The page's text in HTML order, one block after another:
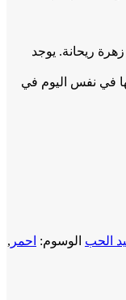
ريحانة. يوجد
في نفس اليوم في
الحب الوسوم: احمر ,